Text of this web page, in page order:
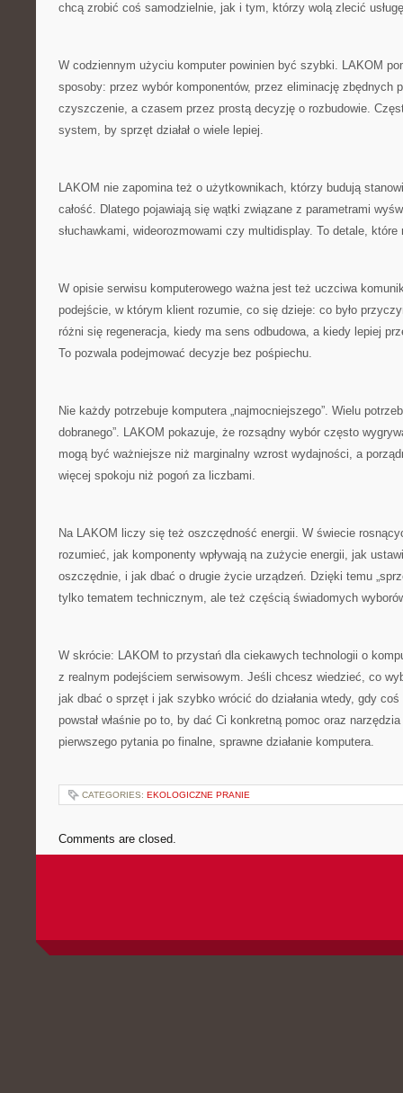
chcą zrobić coś samodzielnie, jak i tym, którzy wolą zlecić
W codziennym użyciu komputer powinien być szybki. LAKOM
sposoby: przez wybór komponentów, przez eliminację zbędnych
czyszczenie, a czasem przez prostą decyzję o rozbudowie.
system, by sprzęt działał o wiele lepiej.
LAKOM nie zapomina też o użytkownikach, którzy budują
całość. Dlatego pojawiają się wątki związane z parametrami
słuchawkami, wideorozmowami czy multidisplay. To detale, które
W opisie serwisu komputerowego ważna jest też uczciwa
podejście, w którym klient rozumie, co się dzieje: co było
różni się regeneracja, kiedy ma sens odbudowa, a kiedy lepiej
To pozwala podejmować decyzje bez pośpiechu.
Nie każdy potrzebuje komputera „najmocniejszego”. Wielu
dobranego”. LAKOM pokazuje, że rozsądny wybór często
mogą być ważniejsze niż marginalny wzrost wydajności, a
więcej spokoju niż pogoń za liczbami.
Na LAKOM liczy się też oszczędność energii. W świecie
rozumieć, jak komponenty wpływają na zużycie energii, jak
oszczędnie, i jak dbać o drugie życie urządzeń. Dzięki temu
tylko tematem technicznym, ale też częścią świadomych
W skrócie: LAKOM to przystań dla ciekawych technologii o
z realnym podejściem serwisowym. Jeśli chcesz wiedzieć, co
jak dbać o sprzęt i jak szybko wrócić do działania wtedy, gdy
powstał właśnie po to, by dać Ci konkretną pomoc oraz
pierwszego pytania po finalne, sprawne działanie komputera.
CATEGORIES: EKOLOGICZNE PRANIE
Comments are closed.